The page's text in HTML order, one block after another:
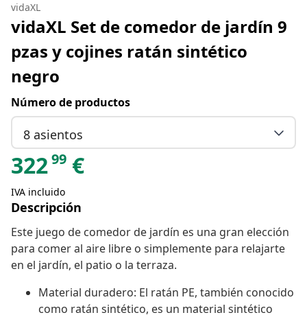
vidaXL
vidaXL Set de comedor de jardín 9
pzas y cojines ratán sintético
negro
Número de productos
8 asientos
32299 €
IVA incluido
Descripción
Este juego de comedor de jardín es una gran elección
para comer al aire libre o simplemente para relajarte
en el jardín, el patio o la terraza.
Material duradero: El ratán PE, también conocido
como ratán sintético, es un material sintético